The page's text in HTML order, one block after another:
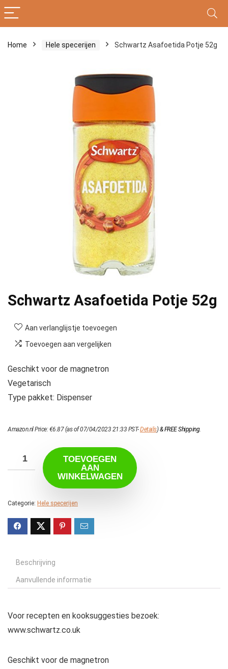
Home Hele specerijen Schwartz Asafoetida Potje 52g
Schwartz Asafoetida Potje 52g
Aan verlanglijstje toevoegen
Toevoegen aan vergelijken
Geschikt voor de magnetron
Vegetarisch
Type pakket: Dispenser
Amazon.nl Price:€6.87(as of 07/04/2023 21:33 PST-Details)&FREE Shipping.
TOEVOEGEN
AAN
WINKELWAGEN
Categorie: Hele specerijen
Beschrijving
Aanvullende informatie
Voor recepten en kooksuggesties bezoek:
www.schwartz.co.uk
Geschikt voor de magnetron